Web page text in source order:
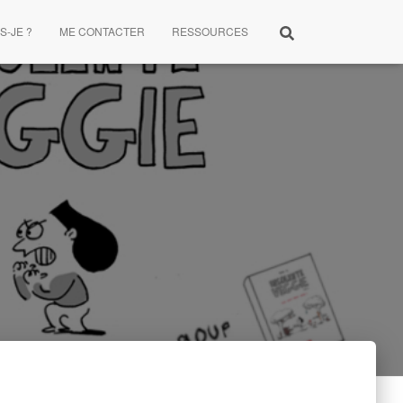
JE ? ME CONTACTER RESSOURCES